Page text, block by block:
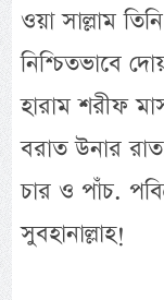
ওয়া সাল্লাম
নিশ্চিতভাবে
হারাম শরীফ
বরাত উনার
চার ও পাঁচ.
সুবহানাল্লাহ!